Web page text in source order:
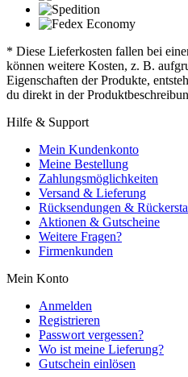
* Diese Lieferkosten fallen bei
können weitere Kosten, z. B.
Eigenschaften der Produkte,
du direkt in der
Hilfe & Support
Mein Kundenkonto
Meine Bestellung
Zahlungsmöglichkeiten
Versand & Lieferung
Rücksendungen &
Aktionen & Gutscheine
Weitere Fragen?
Firmenkunden
Mein Konto
Anmelden
Registrieren
Passwort vergessen?
Wo ist meine Lieferung?
Gutschein einlösen